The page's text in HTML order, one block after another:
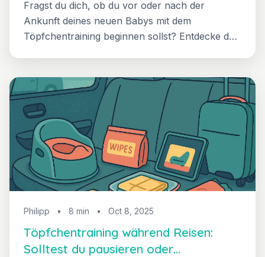
Fragst du dich, ob du vor oder nach der
Ankunft deines neuen Babys mit dem
Töpfchentraining beginnen sollst? Entdecke den
die Verbindung zu deinem Kleinkind während
dieses großen Familienübergangs
aufrechterhalten kannst.
Philipp • 8 min • Oct 8, 2025
Töpfchentraining während Reisen:
Solltest du pausieren oder